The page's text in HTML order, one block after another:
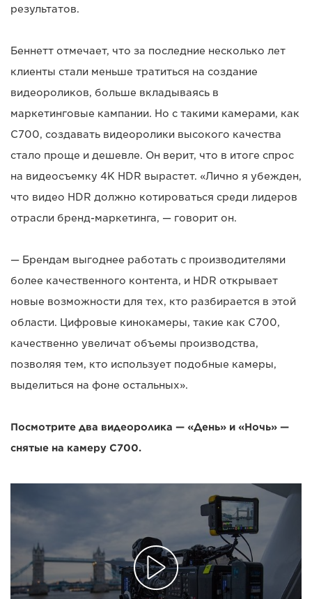
результатов.
Беннетт отмечает, что за последние несколько лет
клиенты стали меньше тратиться на создание
видеороликов, больше вкладываясь в
маркетинговые кампании. Но с такими камерами, как
C700, создавать видеоролики высокого качества
стало проще и дешевле. Он верит, что в итоге спрос
на видеосъемку 4K HDR вырастет. «Лично я убежден,
что видео HDR должно котироваться среди лидеров
отрасли бренд-маркетинга, — говорит он.
— Брендам выгоднее работать с производителями
более качественного контента, и HDR открывает
новые возможности для тех, кто разбирается в этой
области. Цифровые кинокамеры, такие как C700,
качественно увеличат объемы производства,
позволяя тем, кто использует подобные камеры,
выделиться на фоне остальных».
Посмотрите два видеоролика — «День» и «Ночь» —
снятые на камеру C700.